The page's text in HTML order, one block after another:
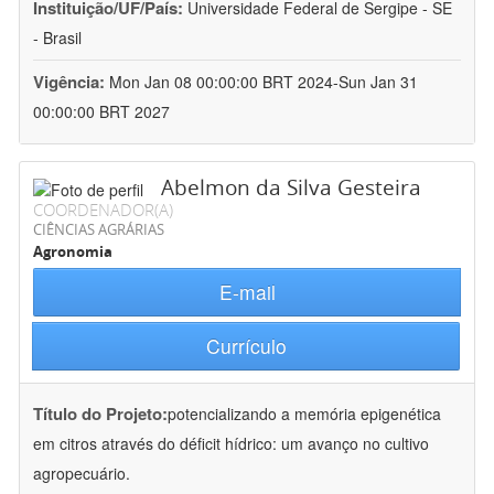
Instituição/UF/País: Universidade Federal de Sergipe - SE
- Brasil
Vigência: Mon Jan 08 00:00:00 BRT 2024-Sun Jan 31
00:00:00 BRT 2027
Abelmon da Silva Gesteira
COORDENADOR(A)
CIÊNCIAS AGRÁRIAS
Agronomia
E-mail
Currículo
Título do Projeto:potencializando a memória epigenética
em citros através do déficit hídrico: um avanço no cultivo
agropecuário.